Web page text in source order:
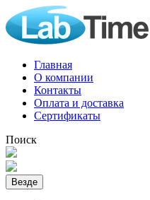
Главная
О компании
Контакты
Оплата и доставка
Сертификаты
Поиск
Везде